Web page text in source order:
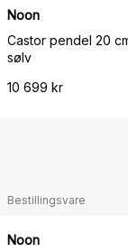
Noon
Castor pendel 20
sølv
10 699 kr
Bestillingsvare
Noon